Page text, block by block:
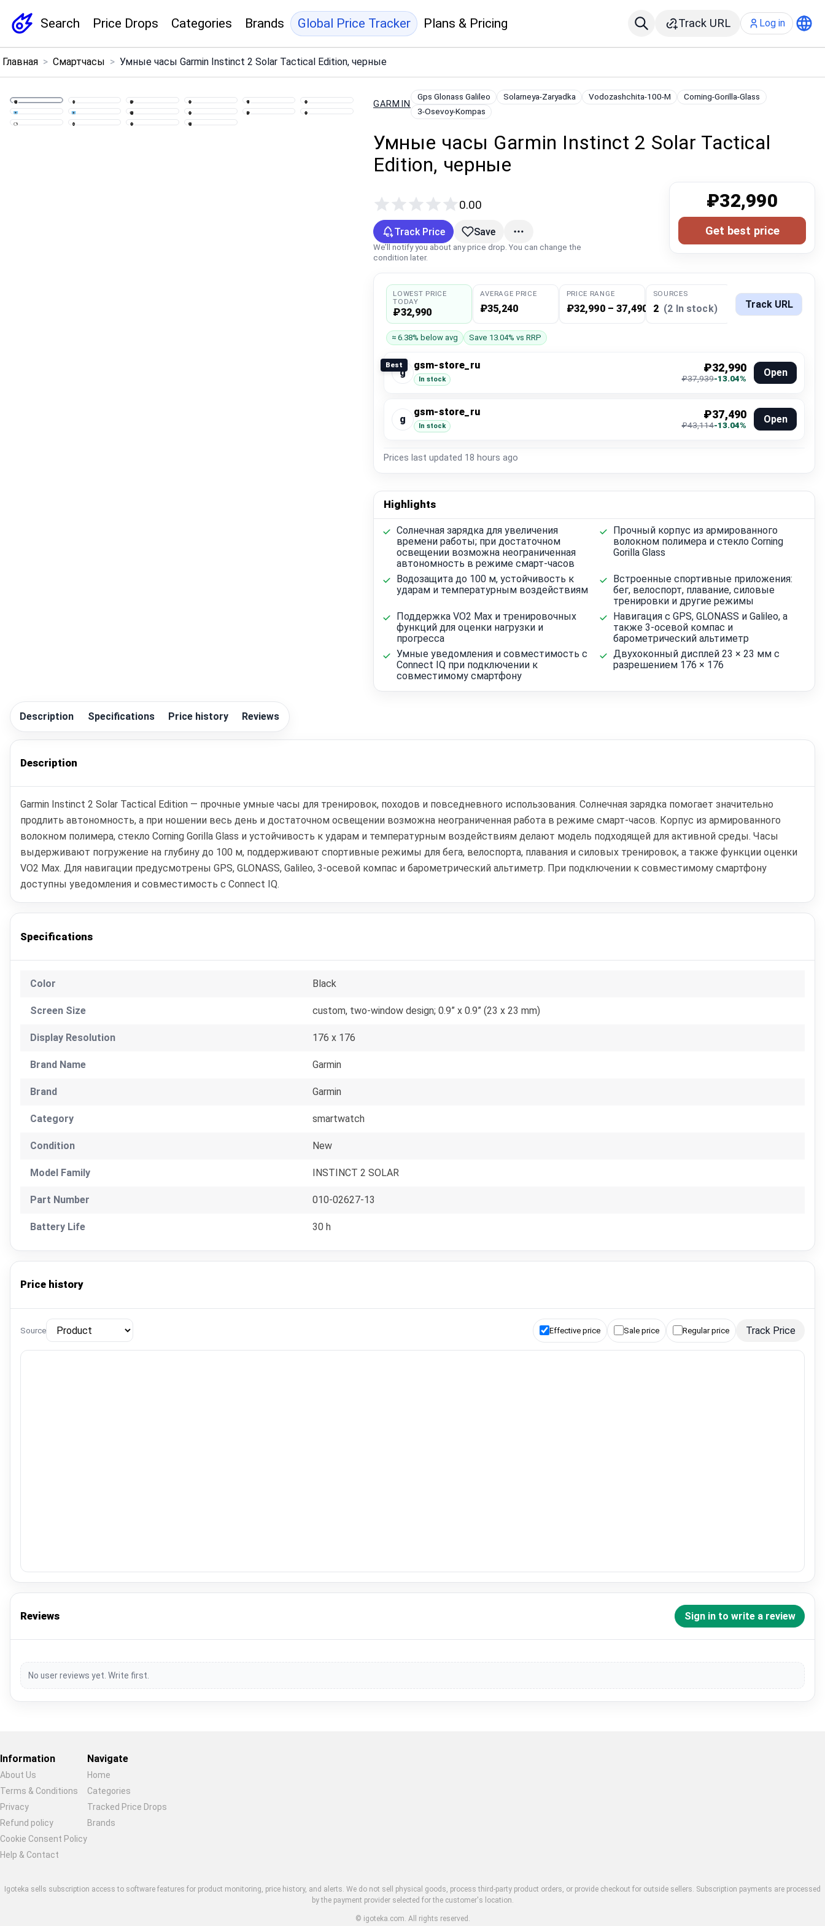
Search Price Drops Categories Brands Global Price Tracker Plans & Pricing Track URL Log in
Menu ×
Home
Главная > Смартчасы > Умные часы Garmin Instinct 2 Solar Tactical Edition, черные
GARMIN
Gps Glonass Galileo Solarneya-Zaryadka Vodozashchita-100-M
Corning-Gorilla-Glass
3-Osevoy-Kompas
Умные часы Garmin Instinct 2 Solar Tactical
Edition, черные
0.00 ₽32,990
Get best price
Track Price
We’ll notify you about any price drop. You can change the
condition later.
Save
LOWEST PRICE
TODAY
₽32,990
AVERAGE PRICE
₽35,240
PRICE RANGE
₽32,990 – 37,490
SOURCES
2 (2 In stock) Track URL
≈ 6.38% below avg Save 13.04% vs RRP
Best
g
gsm-store_ru
In stock
₽32,990
₽37,939-13.04% Open
g
gsm-store_ru
In stock
₽37,490
₽43,114-13.04% Open
Prices last updated 18 hours ago
Highlights
Солнечная зарядка для увеличения
времени работы; при достаточном
освещении возможна неограниченная
автономность в режиме смарт-часов
Прочный корпус из армированного
волокном полимера и стекло Corning
Gorilla Glass
Водозащита до 100 м, устойчивость к
ударам и температурным воздействиям
Встроенные спортивные приложения:
бег, велоспорт, плавание, силовые
тренировки и другие режимы
Поддержка VO2 Max и тренировочных
функций для оценки нагрузки и
прогресса
Навигация с GPS, GLONASS и Galileo, а
также 3-осевой компас и
барометрический альтиметр
Умные уведомления и совместимость с
Connect IQ при подключении к
совместимому смартфону
Двухоконный дисплей 23 × 23 мм с
разрешением 176 × 176
Description Specifications Price history Reviews
Description
Garmin Instinct 2 Solar Tactical Edition — прочные умные часы для тренировок, походов и повседневного использования. Солнечная зарядка помогает значительно
продлить автономность, а при ношении весь день и достаточном освещении возможна неограниченная работа в режиме смарт-часов. Корпус из армированного
волокном полимера, стекло Corning Gorilla Glass и устойчивость к ударам и температурным воздействиям делают модель подходящей для активной среды. Часы
выдерживают погружение на глубину до 100 м, поддерживают спортивные режимы для бега, велоспорта, плавания и силовых тренировок, а также функции оценки
VO2 Max. Для навигации предусмотрены GPS, GLONASS, Galileo, 3-осевой компас и барометрический альтиметр. При подключении к совместимому смартфону
доступны уведомления и совместимость с Connect IQ.
Specifications
Color Black
Screen Size custom, two-window design; 0.9” x 0.9” (23 x 23 mm)
Display Resolution 176 x 176
Brand Name Garmin
Brand Garmin
Category smartwatch
Condition New
Model Family INSTINCT 2 SOLAR
Part Number 010-02627-13
Battery Life 30 h
Price history
Source Effective price Sale price Regular price Track Price
Reviews Sign in to write a review
No user reviews yet. Write first.
Restore previous
Information
About Us
Terms & Conditions
Privacy
Refund policy
Cookie Consent Policy
Help & Contact
Navigate
Home
Categories
Tracked Price Drops
Brands
Igoteka sells subscription access to software features for product monitoring, price history, and alerts. We do not sell physical goods, process third-party product orders, or provide checkout for outside sellers. Subscription payments are processed
by the payment provider selected for the customer's location.
© igoteka.com. All rights reserved.